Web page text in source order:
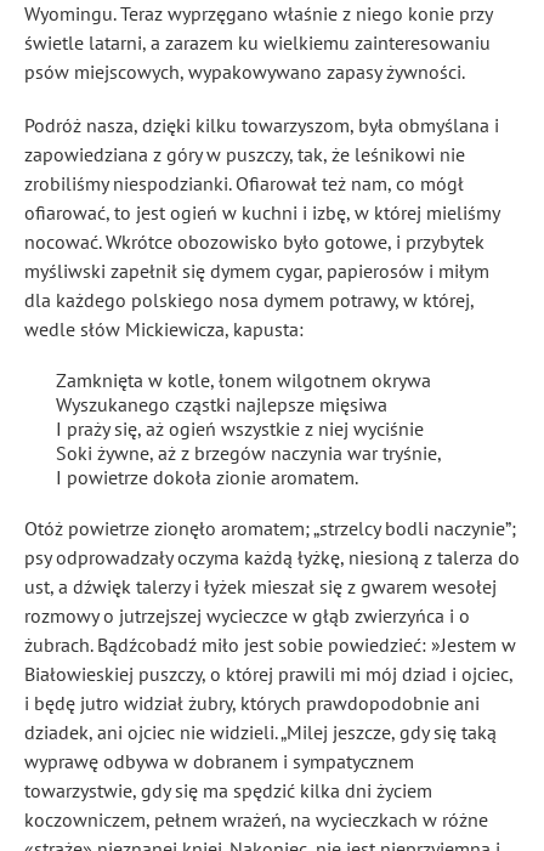
Wyomingu. Teraz wyprzęgano właśnie z niego konie przy
świetle latarni, a zarazem ku wielkiemu zainteresowaniu
psów miejscowych, wypakowywano zapasy żywności.
Podróż nasza, dzięki kilku towarzyszom, była obmyślana i
zapowiedziana z góry w puszczy, tak, że leśnikowi nie
zrobiliśmy niespodzianki. Ofiarował też nam, co mógł
ofiarować, to jest ogień w kuchni i izbę, w której mieliśmy
nocować. Wkrótce obozowisko było gotowe, i przybytek
myśliwski zapełnił się dymem cygar, papierosów i miłym
dla każdego polskiego nosa dymem potrawy, w której,
wedle słów Mickiewicza, kapusta:
Zamknięta w kotle, łonem wilgotnem okrywa
Wyszukanego cząstki najlepsze mięsiwa
I praży się, aż ogień wszystkie z niej wyciśnie
Soki żywne, aż z brzegów naczynia war tryśnie,
I powietrze dokoła zionie aromatem.
Otóż powietrze zionęło aromatem; „strzelcy bodli naczynie”;
psy odprowadzały oczyma każdą łyżkę, niesioną z talerza do
ust, a dźwięk talerzy i łyżek mieszał się z gwarem wesołej
rozmowy o jutrzejszej wycieczce w głąb zwierzyńca i o
żubrach. Bądźcobadź miło jest sobie powiedzieć: »Jestem w
Białowieskiej puszczy, o której prawili mi mój dziad i ojciec,
i będę jutro widział żubry, których prawdopodobnie ani
dziadek, ani ojciec nie widzieli. „Milej jeszcze, gdy się taką
wyprawę odbywa w dobranem i sympatycznem
towarzystwie, gdy się ma spędzić kilka dni życiem
koczowniczem, pełnem wrażeń, na wycieczkach w różne